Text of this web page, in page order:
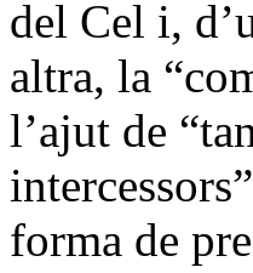
del Cel i,
altra, la
l’ajut de
forma de